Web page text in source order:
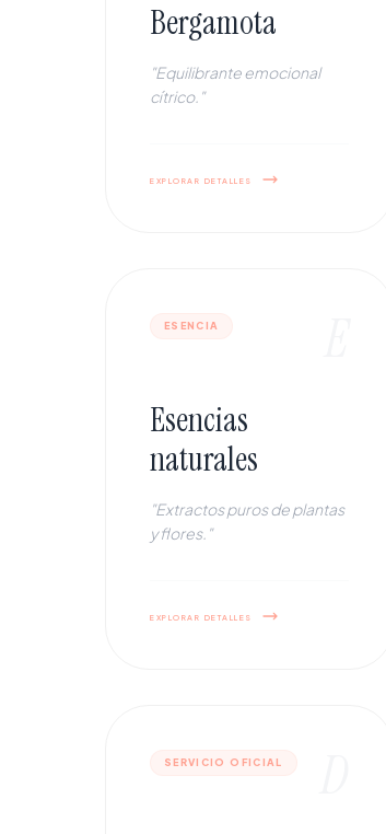
Bergamota
"Equilibrante emocional
cítrico."
explorar detalles
ESENCIA
Esencias
naturales
"Extractos puros de plantas
y flores."
explorar detalles
SERVICIO OFICIAL